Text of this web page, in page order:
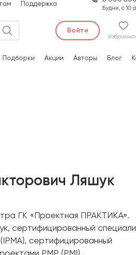
Поддержка
Будни, с 10
Войти
Подборки Акции Авторы Блог
Ляшук
ГК «Проектная ПРАКТИКА».
сертифицированный
сертифицированный